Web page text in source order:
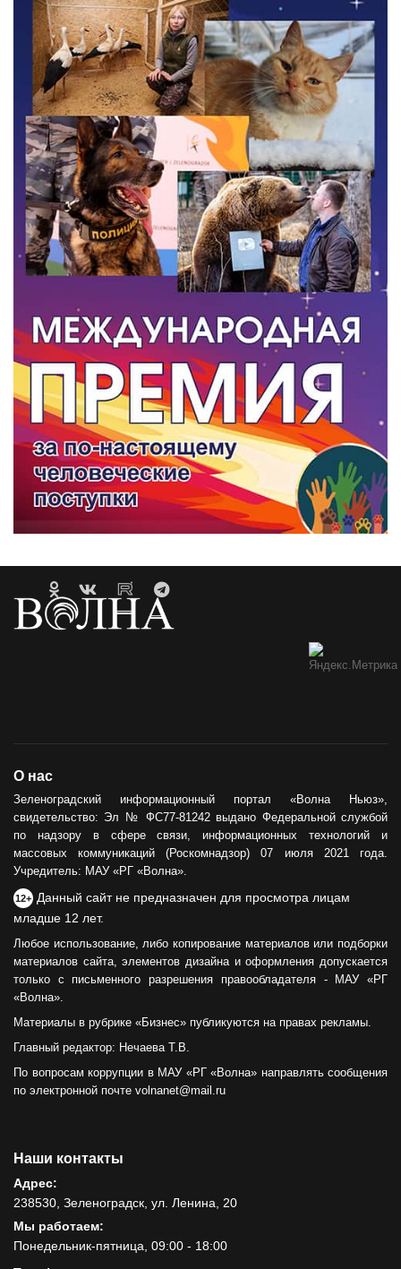
О нас
Зеленоградский информационный портал «Волна Ньюз»,
свидетельство: Эл № ФС77-81242 выдано Федеральной службой
по надзору в сфере связи, информационных технологий и
массовых коммуникаций (Роскомнадзор) 07 июля 2021 года.
Учредитель: МАУ «РГ «Волна».
12+ Данный сайт не предназначен для просмотра лицам
младше 12 лет.
Любое использование, либо копирование материалов или подборки
материалов сайта, элементов дизайна и оформления допускается
только с письменного разрешения правообладателя - МАУ «РГ
«Волна».
Материалы в рубрике «Бизнес» публикуются на правах рекламы.
Главный редактор: Нечаева Т.В.
По вопросам коррупции в МАУ «РГ «Волна» направлять сообщения
по электронной почте volnanet@mail.ru
Наши контакты
Адрес:
238530, Зеленоградск, ул. Ленина, 20
Мы работаем:
Понедельник-пятница, 09:00 - 18:00